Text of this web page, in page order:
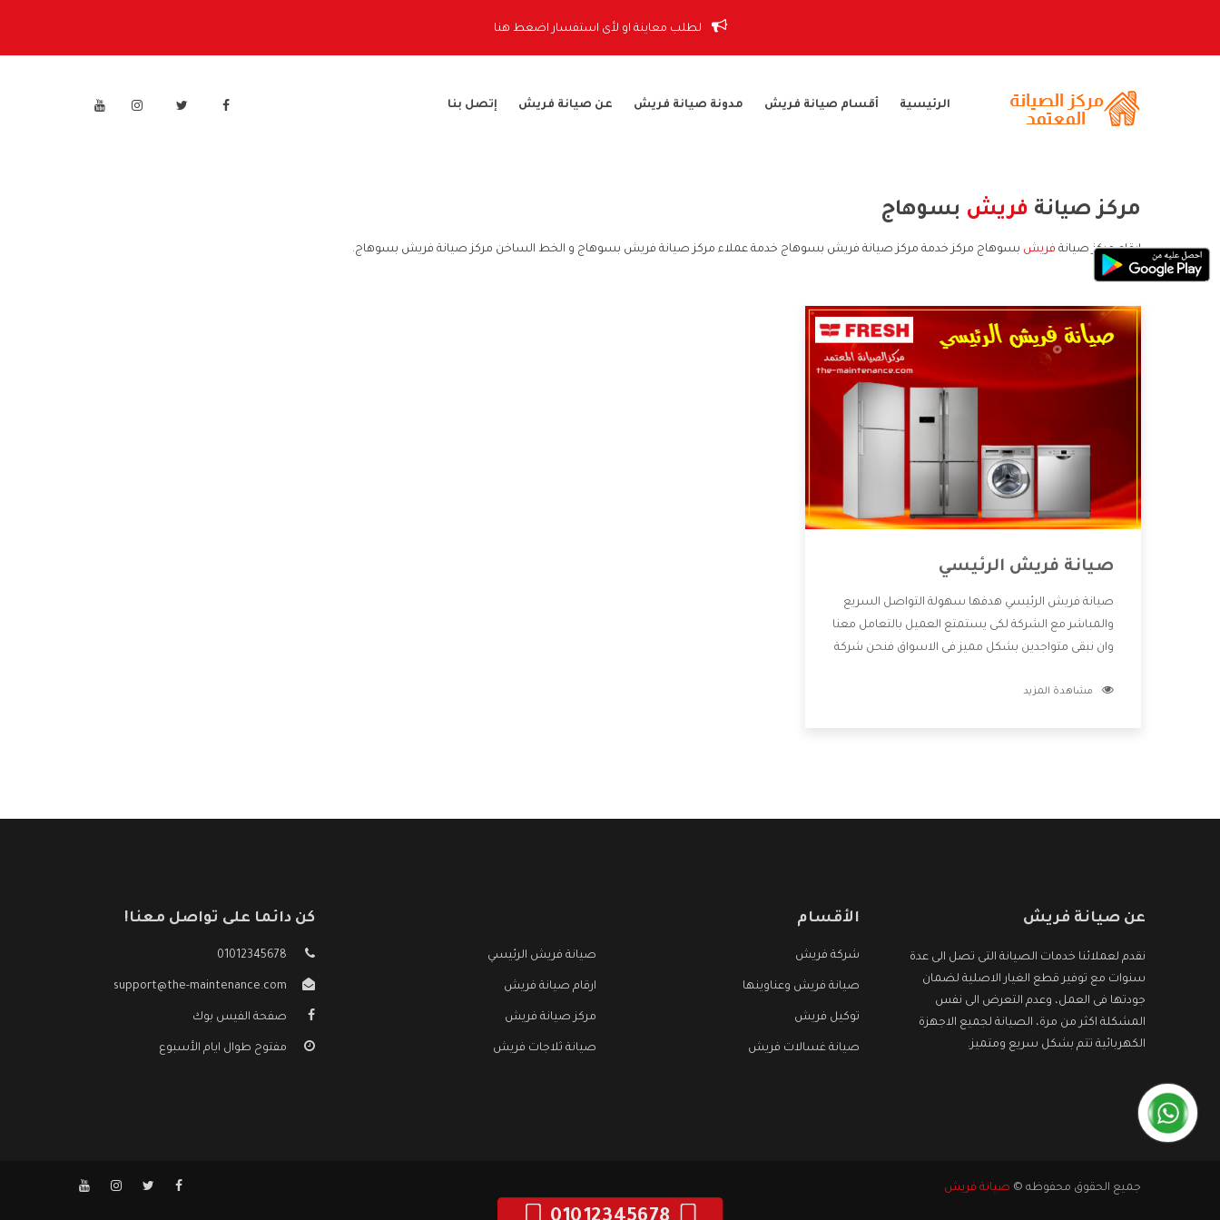
لطلب معاينة او لأى استفسار اضغط هنا
الرئيسية أقسام صيانة فريش مدونة صيانة فريش عن صيانة فريش إتصل بنا
مركز صيانة فريش بسوهاج
ارقام مركز صيانة فريش بسوهاج مركز خدمة مركز صيانة فريش بسوهاج خدمة عملاء مركز صيانة فريش بسوهاج و الخط الساخن مركز صيانة فريش بسوهاج.
صيانة فريش الرئيسي
صيانة فريش الرئيسي هدفها سهولة التواصل السريع
والمباشر مع الشركة لكى يستمتع العميل بالتعامل معنا
وان نبقى متواجدين بشكل مميز فى الاسواق فنحن شركة
بالخدمات التى تنفرد الشركة بها والتى تكون منها خدمة
مشاهدة المزيد
عن صيانة فريش
نقدم لعملائنا خدمات الصيانة التى تصل الى عدة
سنوات مع توفير قطع الغيار الاصلية لضمان
جودتها فى العمل، وعدم التعرض الى نفس
المشكلة اكثر من مرة، الصيانة لجميع الاجهزة
الكهربائية تتم بشكل سريع ومتميز.
الأقسام
شركة فريش صيانة فريش الرئيسي
صيانة فريش وعناوينها ارقام صيانة فريش
توكيل فريش مركز صيانة فريش
صيانة غسالات فريش صيانة ثلاجات فريش
كن دائما على تواصل معنا!
01012345678
support@the-maintenance.com
صفحة الفيس بوك
مفتوح طوال ايام الأسبوع
جميع الحقوق محفوظه © صيانة فريش